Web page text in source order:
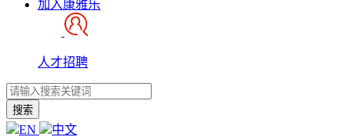
加入康雅乐
人才招聘
搜索
EN
中文